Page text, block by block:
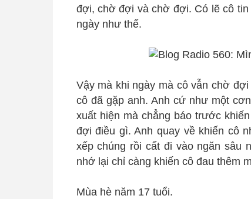
đợi, chờ đợi và chờ đợi. Có lẽ cô
ngày như thế.
Vậy mà khi ngày mà cô vẫn chờ
cô đã gặp anh. Anh cứ như một
xuất hiện mà chẳng báo trước
đợi điều gì. Anh quay về khiến cô
xếp chúng rồi cất đi vào ngăn sâu
nhớ lại chỉ càng khiến cô đau thêm
Mùa hè năm 17 tuổi.